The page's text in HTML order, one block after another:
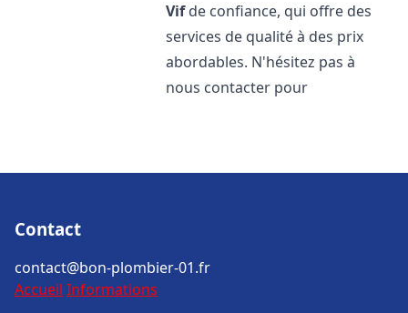
Vifde confiance, qui offre des
services de qualité à des prix
abordables. N'hésitez pas à
nous contacter pour
Contact
contact@bon-plombier-01.fr
Accueil Informations